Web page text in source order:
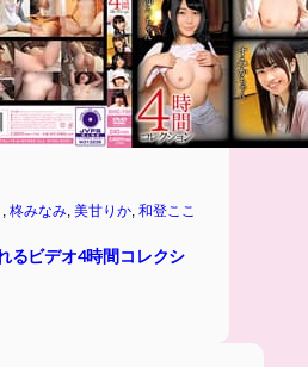
, 柊みなみ, 美甘りか, 和登ここ
るビデオ4時間コレクシ